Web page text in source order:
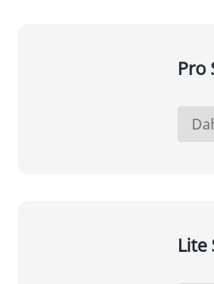
Pro
Lite